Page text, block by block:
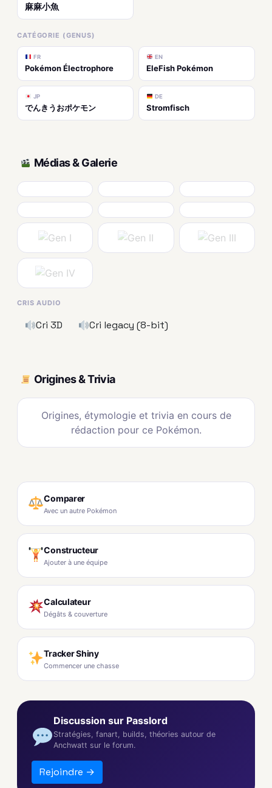
麻麻小魚
CATÉGORIE (GENUS)
FR
Pokémon Électrophore
EN
EleFish Pokémon
JP
でんきうおポケモン
DE
Stromfisch
Médias & Galerie
CRIS AUDIO
Cri 3D Cri legacy (8-bit)
Origines & Trivia
Origines, étymologie et trivia en cours de
rédaction pour ce Pokémon.
Comparer
Avec un autre Pokémon
Constructeur
Ajouter à une équipe
Calculateur
Dégâts & couverture
Tracker Shiny
Commencer une chasse
Discussion sur Passlord
Stratégies, fanart, builds, théories autour de
Anchwatt sur le forum.
Rejoindre →